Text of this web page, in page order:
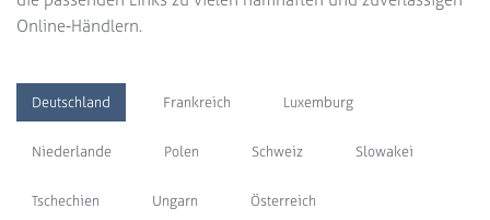
Online-Händlern.
Deutschland Frankreich Luxemburg
Niederlande Polen Schweiz Slowakei
Tschechien Ungarn Österreich